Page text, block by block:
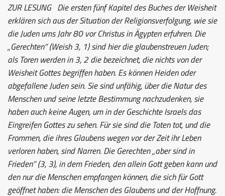
ZUR LESUNGDie ersten fünf Kapitel des Buches der Weisheit
erklären sich aus der Situation der Religionsverfolgung, wie sie
die Juden ums Jahr 80 vor Christus in Ägypten erfuhren. Die
„Gerechten“ (Weish 3, 1) sind hier die glaubenstreuen Juden;
als Toren werden in 3, 2 die bezeichnet, die nichts von der
Weisheit Gottes begriffen haben. Es können Heiden oder
abgefallene Juden sein. Sie sind unfähig, über die Natur des
Menschen und seine letzte Bestimmung nachzudenken, sie
haben auch keine Augen, um in der Geschichte Israels das
Eingreifen Gottes zu sehen. Für sie sind die Toten tot, und die
Frommen, die ihres Glaubens wegen vor der Zeit ihr Leben
verloren haben, sind Narren. Die Gerechten „aber sind in
Frieden“ (3, 3), in dem Frieden, den allein Gott geben kann und
den nur die Menschen empfangen können, die sich für Gott
geöffnet haben: die Menschen des Glaubens und der Hoffnung.